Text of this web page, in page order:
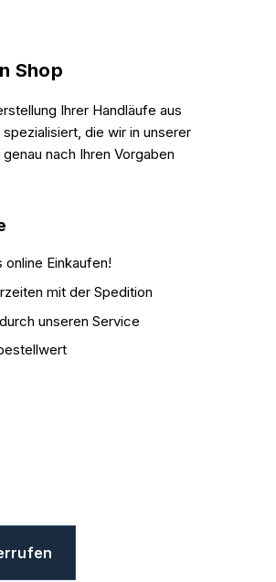
Shop
Ihrer Handläufe aus
die wir in unserer
nach Ihren Vorgaben
Einkaufen!
mit der Spedition
unseren Service